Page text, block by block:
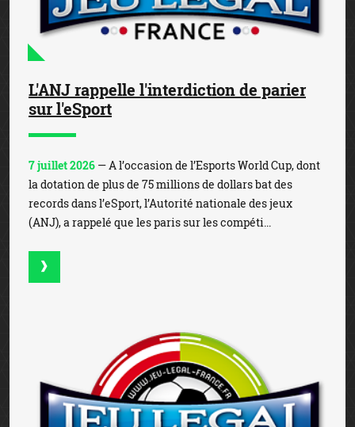
L'ANJ rappelle l'interdiction de parier
sur l'eSport
7 juillet 2026 — A l’occasion de l’Esports World Cup, dont
la dotation de plus de 75 millions de dollars bat des
records dans l’eSport, l’Autorité nationale des jeux
(ANJ), a rappelé que les paris sur les compéti...